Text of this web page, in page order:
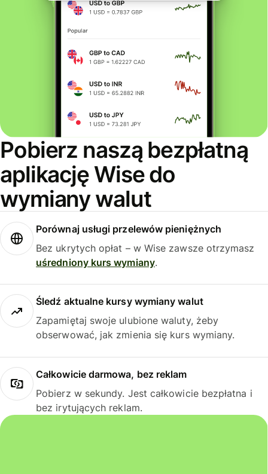
Pobierz naszą bezpłatną
aplikację Wise do
wymiany walut
Porównaj usługi przelewów pieniężnych
Bez ukrytych opłat – w Wise zawsze otrzymasz
uśredniony kurs wymiany.
Śledź aktualne kursy wymiany walut
Zapamiętaj swoje ulubione waluty, żeby
obserwować, jak zmienia się kurs wymiany.
Całkowicie darmowa, bez reklam
Pobierz w sekundy. Jest całkowicie bezpłatna i
bez irytujących reklam.